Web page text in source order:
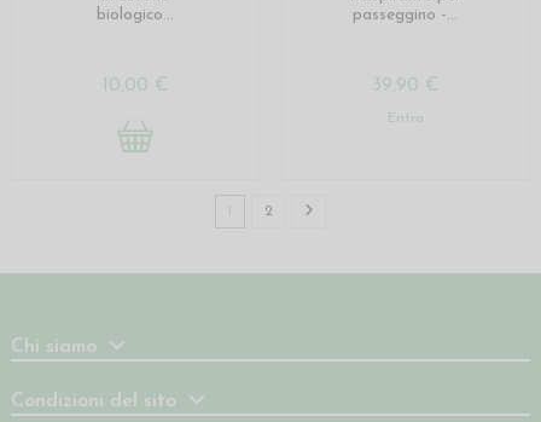
biologico...
10,00 €
passeggino -...
39,90 €
Entra
1 2
Chi siamo
Condizioni del sito